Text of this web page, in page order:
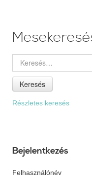
Keresés
Részletes keresés
Bejelentkezés
Felhasználónév